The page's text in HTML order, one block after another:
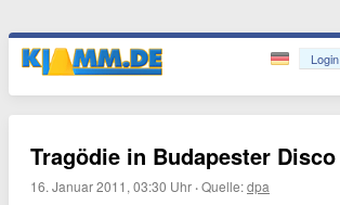
Login
Tragödie in Budapester Disco
16. Januar 2011, 03:30 Uhr ·Quelle:dpa